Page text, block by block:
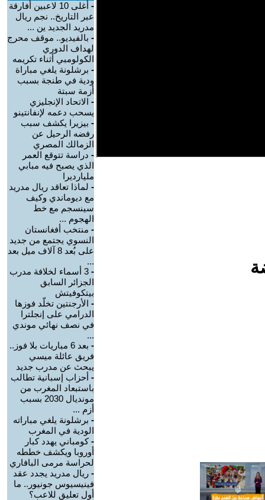
-
أغلى 10 لاعبين أفارقة
عبر التاريخ.. نجم ريال
مدريد الجديد ين ...
- بالفيديو.. موقف محرج
لهداف الدوري
الكولومبي أثناء تكريمه
- برشلونة يلغي مباراة
ودية في طنجة بسبب
أزمة سبتة
- الاتحاد الإنجليزي
يسحب دعمه لإنفانتينو
- بيزيرا يكشف سبب
رفضه الرحيل عن
الزمالك المصري
- دراسة تتوقع العمر
الذي يصبح فيه مبابي
مليارديرا
- لماذا تعاقد ريال مدريد
مع ديوماندي وكيف
سينسجم مع خط
الهجوم ...
- منتخب أفغانستان
النسوي يجتمع من جديد
على بُعد 8 آلاف ميل بعد
...
-
3 أسماء لخلافة مدرب
الجزائر السابق
بيتكوفيتش
- الأرجنتين تخلّد فوزها
الدرامي على إنجلترا
في نصف نهائي موندي
...
-
بعد 6 مباريات بلا فوز..
فريق عائلة ميسي
يبحث عن مدرب جديد
- أحزاب إسبانية تطالب
باستبعاد المغرب من
مونديال 2030 بسبب
أزم ...
- برشلونة يلغي مباراته
الودية في المغرب
-كومباني يهدد كبار
أوروبا ويكشف خططه
لحراسة مرمى البافاري
- ريال مدريد يجدد عقد
فينيسيوس جونيور.. ما
أول تعليق للاعب؟